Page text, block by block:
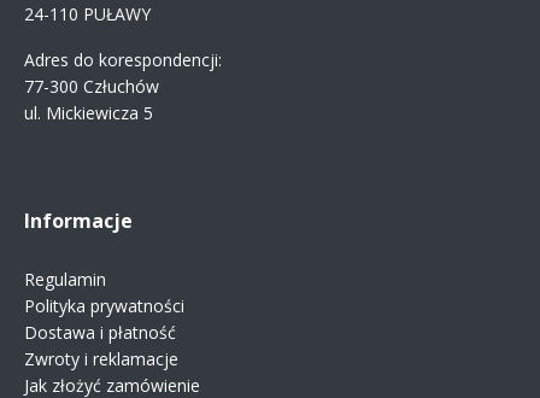
24-110 PUŁAWY
Adres do korespondencji:
77-300 Człuchów
ul. Mickiewicza 5
Informacje
Regulamin
Polityka prywatności
Dostawa i płatność
Zwroty i reklamacje
Jak złożyć zamówienie